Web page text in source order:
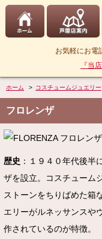
お気軽にお電
『当
ホーム > コスチュームジュエリー
フロレンザ
歴史 ：１９４０年代後半
ザを設立。コスチューム
ストーンをちりばめた箱
エリーがルネッサンスや
作されているのが特徴。